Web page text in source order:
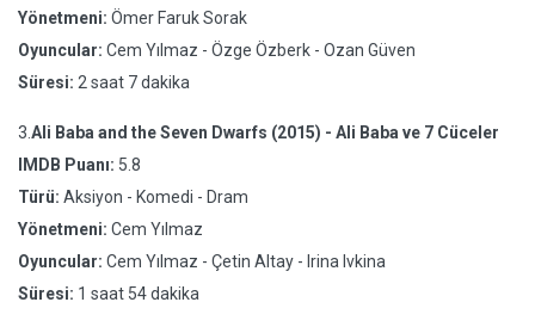
Yönetmeni: Ömer Faruk Sorak
Oyuncular: Cem Yılmaz - Özge Özberk - Ozan Güven
Süresi: 2 saat 7 dakika
3. Ali Baba and the Seven Dwarfs (2015) - Ali Baba ve 7 Cüceler
IMDB Puanı: 5.8
Türü: Aksiyon - Komedi - Dram
Yönetmeni: Cem Yılmaz
Oyuncular: Cem Yılmaz - Çetin Altay - Irina Ivkina
Süresi: 1 saat 54 dakika